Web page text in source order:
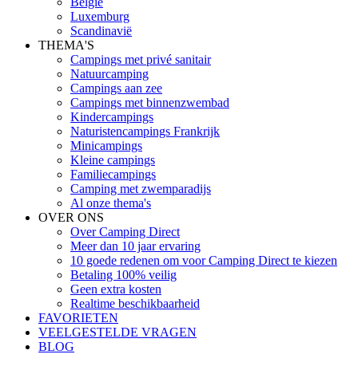
Luxemburg
Scandinavië
THEMA'S
Campings met privé sanitair
Natuurcamping
Campings aan zee
Campings met binnenzwembad
Kindercampings
Naturistencampings Frankrijk
Minicampings
Kleine campings
Familiecampings
Camping met zwemparadijs
Al onze thema's
OVER ONS
Over Camping Direct
Meer dan 10 jaar ervaring
10 goede redenen om voor Camping Direct te kiezen
Betaling 100% veilig
Geen extra kosten
Realtime beschikbaarheid
FAVORIETEN
VEELGESTELDE VRAGEN
BLOG